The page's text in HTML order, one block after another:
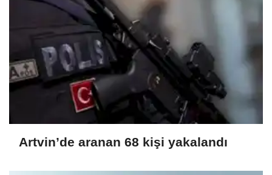
Artvin’de aranan 68 kişi yakalandı